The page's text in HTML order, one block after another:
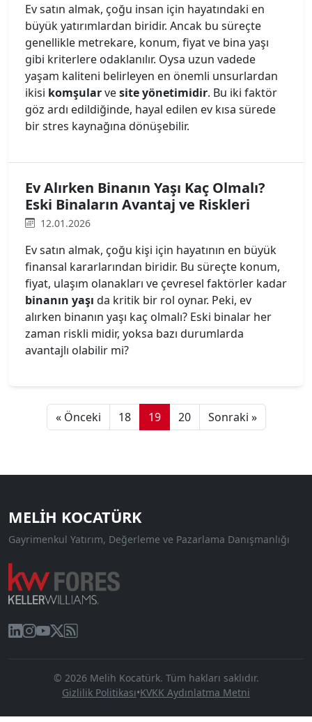
Ev satın almak, çoğu insan için hayatındaki en
büyük yatırımlardan biridir. Ancak bu süreçte
genellikle metrekare, konum, fiyat ve bina yaşı
gibi kriterlere odaklanılır. Oysa uzun vadede
yaşam kaliteni belirleyen en önemli unsurlardan
ikisi komşularvesite yönetimidir. Bu iki faktör
göz ardı edildiğinde, hayal edilen ev kısa sürede
bir stres kaynağına dönüşebilir.
Ev Alırken Binanın Yaşı Kaç Olmalı?
Eski Binaların Avantaj ve Riskleri
12.01.2026
Ev satın almak, çoğu kişi için hayatının en büyük
finansal kararlarından biridir. Bu süreçte konum,
fiyat, ulaşım olanakları ve çevresel faktörler kadar
binanın yaşı da kritik bir rol oynar. Peki, ev
alırken binanın yaşı kaç olmalı? Eski binalar her
zaman riskli midir, yoksa bazı durumlarda
avantajlı olabilir mi?
« Önceki 18 19 20 Sonraki »
MELIH KOCATÜRK
Gayrimenkul Yatırım, Değerleme ve Pazarlama Danışmanlığı
© 2026 Melih Kocatürk. Tüm hakları saklıdır.
Gizlilik Politikası•KVKK Aydınlatma Metni